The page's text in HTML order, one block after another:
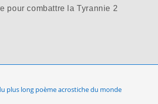
pour combattre la Tyrannie 2
plus long poème acrostiche du monde